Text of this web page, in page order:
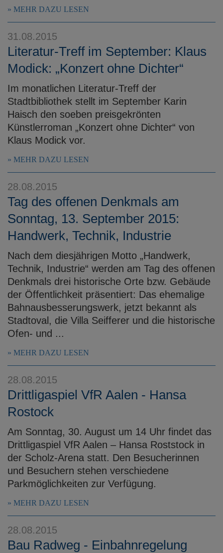
MEHR DAZU LESEN
31.08.2015
Literatur-Treff im September: Klaus
Modick: „Konzert ohne Dichter“
Im monatlichen Literatur-Treff der
Stadtbibliothek stellt im September Karin
Haisch den soeben preisgekrönten
Künstlerroman „Konzert ohne Dichter“ von
Klaus Modick vor.
MEHR DAZU LESEN
28.08.2015
Tag des offenen Denkmals am
Sonntag, 13. September 2015:
Handwerk, Technik, Industrie
Nach dem diesjährigen Motto „Handwerk,
Technik, Industrie“ werden am Tag des offenen
Denkmals drei historische Orte bzw. Gebäude
der Öffentlichkeit präsentiert: Das ehemalige
Bahnausbesserungswerk, jetzt bekannt als
Stadtoval, die Villa Seifferer und die historische
Ofen- und ...
MEHR DAZU LESEN
28.08.2015
Drittligaspiel VfR Aalen - Hansa
Rostock
Am Sonntag, 30. August um 14 Uhr findet das
Drittligaspiel VfR Aalen – Hansa Roststock in
der Scholz-Arena statt. Den Besucherinnen
und Besuchern stehen verschiedene
Parkmöglichkeiten zur Verfügung.
MEHR DAZU LESEN
28.08.2015
Bau Radweg - Einbahnregelung